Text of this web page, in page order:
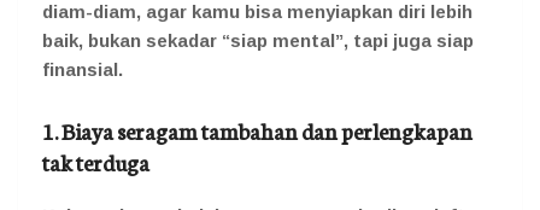
diam-diam, agar kamu bisa menyiapkan diri lebih
baik, bukan sekadar “siap mental”, tapi juga siap
finansial.
1. Biaya seragam tambahan dan perlengkapan
tak terduga